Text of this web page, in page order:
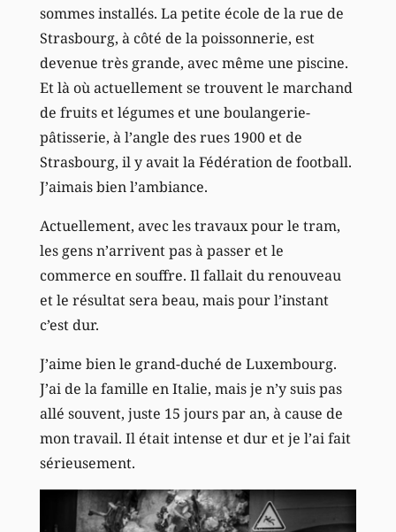
sommes installés. La petite école de la rue de
Strasbourg, à côté de la poissonnerie, est
devenue très grande, avec même une piscine.
Et là où actuellement se trouvent le marchand
de fruits et légumes et une boulangerie-
pâtisserie, à l’angle des rues 1900 et de
Strasbourg, il y avait la Fédération de football.
J’aimais bien l’ambiance.
Actuellement, avec les travaux pour le tram,
les gens n’arrivent pas à passer et le
commerce en souffre. Il fallait du renouveau
et le résultat sera beau, mais pour l’instant
c’est dur.
J’aime bien le grand-duché de Luxembourg.
J’ai de la famille en Italie, mais je n’y suis pas
allé souvent, juste 15 jours par an, à cause de
mon travail. Il était intense et dur et je l’ai fait
sérieusement.